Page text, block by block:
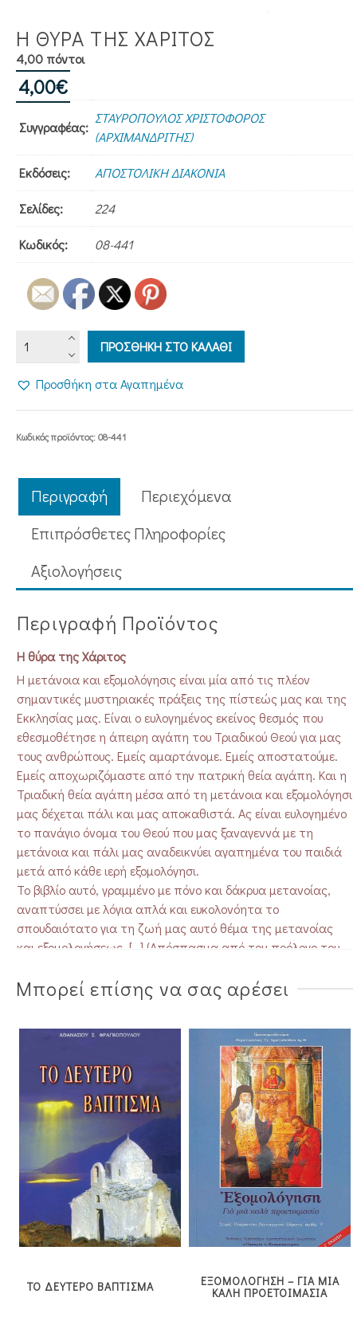
Η ΘΥΡΑ ΤΗΣ ΧΑΡΙΤΟΣ
4,00 πόντοι
4,00€
Συγγραφέας:
ΣΤΑΥΡΟΠΟΥΛΟΣ ΧΡΙΣΤΟΦΟΡΟΣ
(ΑΡΧΙΜΑΝΔΡΙΤΗΣ)
Εκδόσεις: ΑΠΟΣΤΟΛΙΚΗ ΔΙΑΚΟΝΙΑ
Σελίδες: 224
Κωδικός: 08-441
ΤΗΣ
ΧΑΡΙΤΟΣ
ΠΡΟΣΘΗΚΗ ΣΤΟ ΚΑΛΑΘΙ
Προσθήκη στα Αγαπημένα
Κωδικός προϊόντος:08-441
Περιγραφή
Περιεχόμενα
Επιπρόσθετες Πληροφορίες
Aξιολογήσεις
Περιγραφή Προϊόντος
Η θύρα της Χάριτος
Η μετάνοια και εξομολόγησις είναι μία από τις πλέον
σημαντικές μυστηριακές πράξεις της πίστεώς μας και της
Εκκλησίας μας. Είναι ο ευλογημένος εκείνος θεσμός που
εθεσμοθέτησε η άπειρη αγάπη του Τριαδικού Θεού για μας
τους ανθρώπους. Εμείς αμαρτάνομε. Εμείς αποστατούμε.
Εμείς αποχωριζόμαστε από την πατρική θεία αγάπη. Και η
Τριαδική θεία αγάπη μέσα από τη μετάνοια και εξομολόγησι
μας δέχεται πάλι και μας αποκαθιστά. Ας είναι ευλογημένο
το πανάγιο όνομα του Θεού που μας ξαναγεννά με τη
μετάνοια και πάλι μας αναδεικνύει αγαπημένα του παιδιά
μετά από κάθε ιερή εξομολόγησι.
Το βιβλίο αυτό, γραμμένο με πόνο και δάκρυα μετανοίας,
αναπτύσσει με λόγια απλά και ευκολονόητα το
σπουδαιότατο για τη ζωή μας αυτό θέμα της μετανοίας
και εξομολογήσεως. […] (Απόσπασμα από τον πρόλογο του
Μπορεί επίσης να σας αρέσει
ΤΟ ΔΕΥΤΕΡΟ ΒΑΠΤΙΣΜΑ ΕΞΟΜΟΛΟΓΗΣΗ – ΓΙΑ ΜΙΑ
ΚΑΛΗ ΠΡΟΕΤΟΙΜΑΣΙΑ